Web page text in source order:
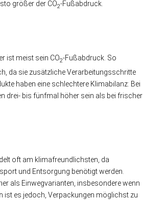
größer der CO2-Fußabdruck.
ist meist sein CO2-Fußabdruck. So
da sie zusätzliche Verarbeitungsschritte
haben eine schlechtere Klimabilanz: Bei
drei- bis fünfmal höher sein als bei frischer
oft am klimafreundlichsten, da
und Entsorgung benötigt werden.
als Einwegvarianten, insbesondere wenn
ist es jedoch, Verpackungen möglichst zu